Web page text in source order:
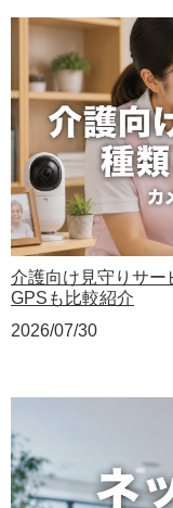
介護向け見守りサー
GPSも比較紹介
2026/07/30